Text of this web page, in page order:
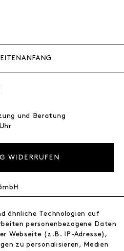
und Beratung
WIDERRUFEN
ähnliche Technologien auf
personenbezogene Daten
Webseite (z.B. IP-Adresse),
zu personalisieren, Medien